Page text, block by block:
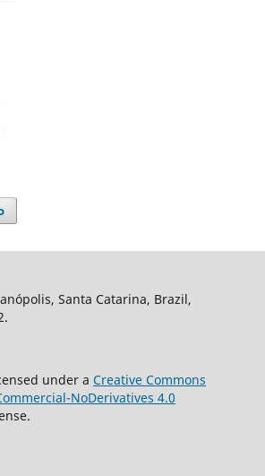
Santa Catarina, Brazil,
under a Creative Commons
NoDerivatives 4.0